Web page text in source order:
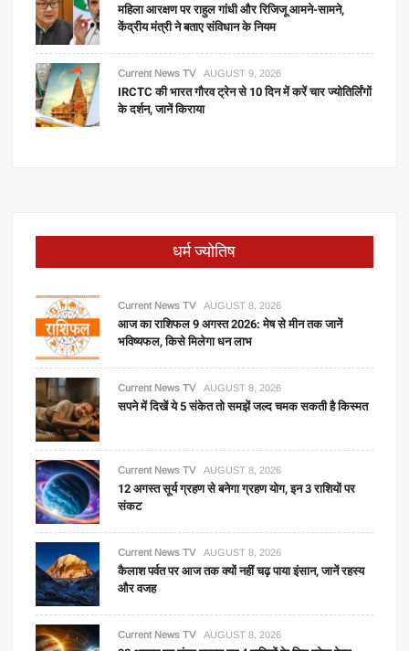
महिला आरक्षण पर राहुल गांधी और रिजिजू आमने-सामने,
केंद्रीय मंत्री ने बताए संविधान के नियम
Current News TV AUGUST 9, 2026
IRCTC की भारत गौरव ट्रेन से 10 दिन में करें चार ज्योतिर्लिंगों
के दर्शन, जानें किराया
धर्म ज्योतिष
Current News TV AUGUST 8, 2026
आज का राशिफल 9 अगस्त 2026: मेष से मीन तक जानें
भविष्यफल, किसे मिलेगा धन लाभ
Current News TV AUGUST 8, 2026
सपने में दिखें ये 5 संकेत तो समझें जल्द चमक सकती है किस्मत
Current News TV AUGUST 8, 2026
12 अगस्त सूर्य ग्रहण से बनेगा ग्रहण योग, इन 3 राशियों पर
संकट
Current News TV AUGUST 8, 2026
कैलाश पर्वत पर आज तक क्यों नहीं चढ़ पाया इंसान, जानें रहस्य
और वजह
Current News TV AUGUST 8, 2026